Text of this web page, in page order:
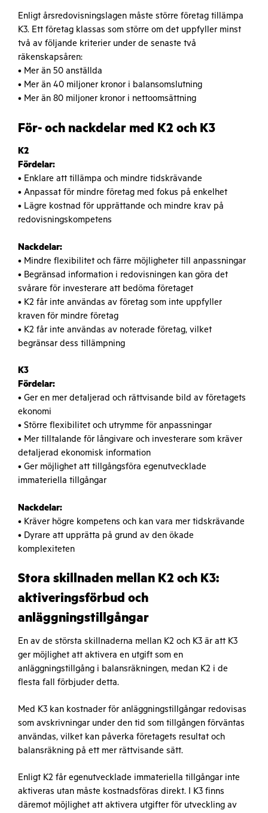
Enligt årsredovisningslagen måste större företag tillämpa
K3. Ett företag klassas som större om det uppfyller minst
två av följande kriterier under de senaste två
räkenskapsåren:
• Mer än 50 anställda
• Mer än 40 miljoner kronor i balansomslutning
• Mer än 80 miljoner kronor i nettoomsättning
För- och nackdelar med K2 och K3
K2
Fördelar:
• Enklare att tillämpa och mindre tidskrävande
• Anpassat för mindre företag med fokus på enkelhet
• Lägre kostnad för upprättande och mindre krav på
redovisningskompetens
Nackdelar:
• Mindre flexibilitet och färre möjligheter till anpassningar
• Begränsad information i redovisningen kan göra det
svårare för investerare att bedöma företaget
• K2 får inte användas av företag som inte uppfyller
kraven för mindre företag
• K2 får inte användas av noterade företag, vilket
begränsar dess tillämpning
K3
Fördelar:
• Ger en mer detaljerad och rättvisande bild av företagets
ekonomi
• Större flexibilitet och utrymme för anpassningar
• Mer tilltalande för långivare och investerare som kräver
detaljerad ekonomisk information
• Ger möjlighet att tillgångsföra egenutvecklade
immateriella tillgångar
Nackdelar:
• Kräver högre kompetens och kan vara mer tidskrävande
• Dyrare att upprätta på grund av den ökade
komplexiteten
Stora skillnaden mellan K2 och K3:
aktiveringsförbud och
anläggningstillgångar
En av de största skillnaderna mellan K2 och K3 är att K3
ger möjlighet att aktivera en utgift som en
anläggningstillgång i balansräkningen, medan K2 i de
flesta fall förbjuder detta.
Med K3 kan kostnader för anläggningstillgångar redovisas
som avskrivningar under den tid som tillgången förväntas
användas, vilket kan påverka företagets resultat och
balansräkning på ett mer rättvisande sätt.
Enligt K2 får egenutvecklade immateriella tillgångar inte
aktiveras utan måste kostnadsföras direkt. I K3 finns
däremot möjlighet att aktivera utgifter för utveckling av